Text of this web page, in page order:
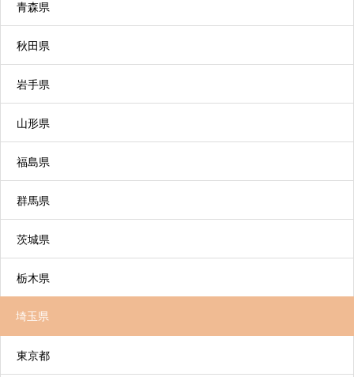
6. 介護サービス利用の開始
ドはこちら
通所リハビリテーション（デイケア）
施設や病院などにおいて、日常生活の自立を助け
るために理学療法士、作業療法士などがリハビリ
リハビリ特化型デイサービスとデイケアの違いに
ついて
青森県
秋田県
岩手県
山形県
福島県
群馬県
茨城県
栃木県
埼玉県
東京都